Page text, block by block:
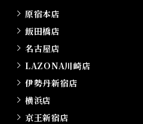
原宿本店
飯田橋店
名古屋店
LAZONA川崎店
伊勢丹新宿店
横浜店
京王新宿店